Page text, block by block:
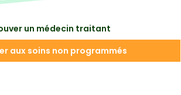
un médecin traitant
aux soins non programmés